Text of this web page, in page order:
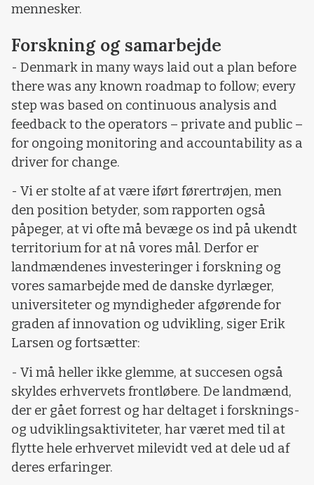
mennesker.
Forskning og samarbejde
- Denmark in many ways laid out a plan before
there was any known roadmap to follow; every
step was based on continuous analysis and
feedback to the operators – private and public –
for ongoing monitoring and accountability as a
driver for change.
- Vi er stolte af at være iført førertrøjen, men
den position betyder, som rapporten også
påpeger, at vi ofte må bevæge os ind på ukendt
territorium for at nå vores mål. Derfor er
landmændenes investeringer i forskning og
vores samarbejde med de danske dyrlæger,
universiteter og myndigheder afgørende for
graden af innovation og udvikling, siger Erik
Larsen og fortsætter:
- Vi må heller ikke glemme, at succesen også
skyldes erhvervets frontløbere. De landmænd,
der er gået forrest og har deltaget i forsknings-
og udviklingsaktiviteter, har været med til at
flytte hele erhvervet milevidt ved at dele ud af
deres erfaringer.